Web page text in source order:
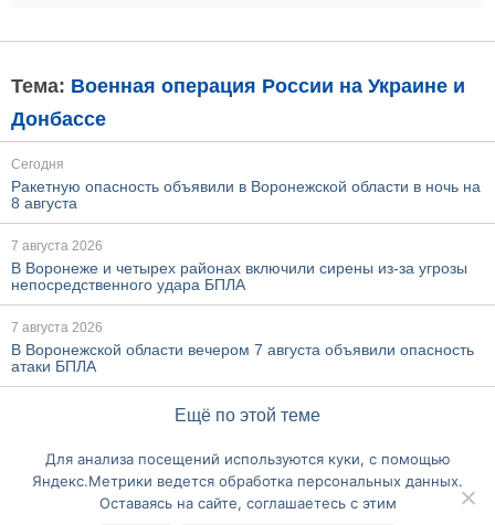
Тема: Военная операция России на Украине и
Донбассе
Сегодня
Ракетную опасность объявили в Воронежской области в ночь на
8 августа
7 августа 2026
В Воронеже и четырех районах включили сирены из-за угрозы
непосредственного удара БПЛА
7 августа 2026
В Воронежской области вечером 7 августа объявили опасность
атаки БПЛА
Ещё по этой теме
Перейти на полную версию сайта
Для анализа посещений используются куки, с помощью
Яндекс.Метрики ведется обработка персональных данных.
Оставаясь на сайте, соглашаетесь с этим